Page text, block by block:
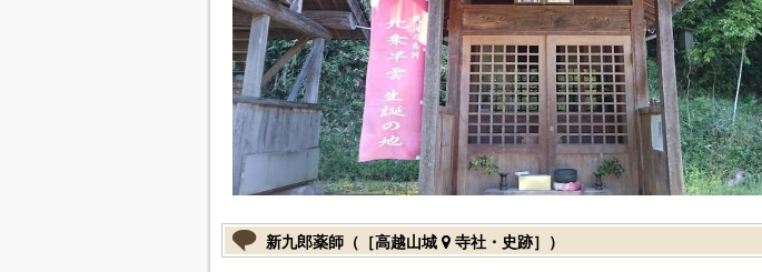
新九郎薬師（［高越山城 寺社・史跡］）